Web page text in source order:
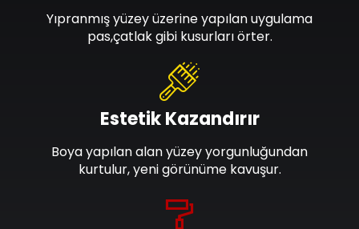
Estetik Kazandırır
Boya yapılan alan yüzey yorgunluğundan
kurtulur, yeni görünüme kavuşur.
Yıpranmış yüzey üzerine yapılan uygulama
pas,çatlak gibi kusurları örter.